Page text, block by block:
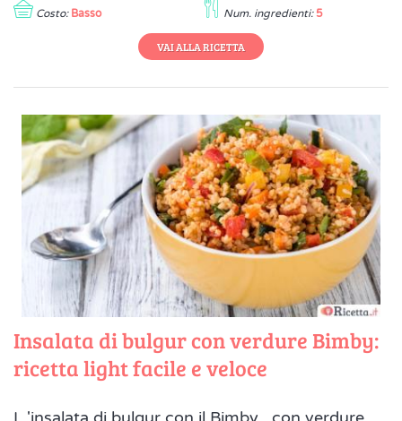
Costo: Basso Num. ingredienti: 5
VAI ALLA RICETTA
Insalata di bulgur con verdure Bimby:
ricetta light facile e veloce